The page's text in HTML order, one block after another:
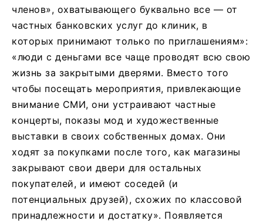
членов», охватывающего буквально все — от
частных банковских услуг до клиник, в
которых принимают только по приглашениям»:
«люди с деньгами все чаще проводят всю свою
жизнь за закрытыми дверями. Вместо того
чтобы посещать мероприятия, привлекающие
внимание СМИ, они устраивают частные
концерты, показы мод и художественные
выставки в своих собственных домах. Они
ходят за покупками после того, как магазины
закрывают свои двери для остальных
покупателей, и имеют соседей (и
потенциальных друзей), схожих по классовой
принадлежности и достатку». Появляется